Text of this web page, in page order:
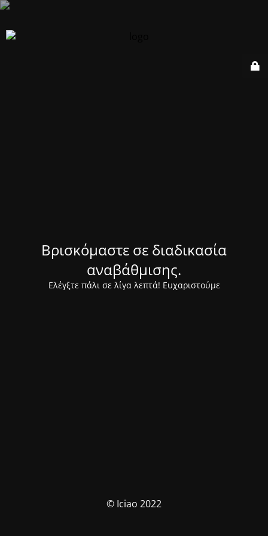
Βρισκόμαστε σε διαδικασία
αναβάθμισης.
Ελέγξτε πάλι σε λίγα λεπτά! Ευχαριστούμε
© Iciao 2022